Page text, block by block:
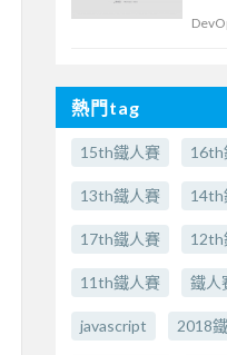
到
熱門tag
15th鐵人賽 16th
13th鐵人賽 14th
17th鐵人賽 12th
11th鐵人賽 鐵人
javascript 2018